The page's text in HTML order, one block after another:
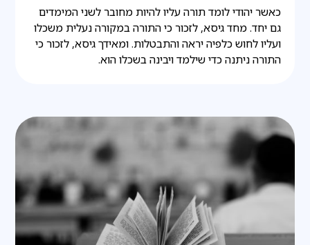
כאשר יהודי לומד תורה עליו להיות מחובר לשני המימדים
גם יחד. מחד גיסא, לזכור כי התורה במקורה נעלית משכלו
ועליו לחוש כלפיה יראה והתבטלות. ומאידך גיסא, לזכור כי
התורה ניתנה כדי שילמד ויבינה בשכלו הוא.